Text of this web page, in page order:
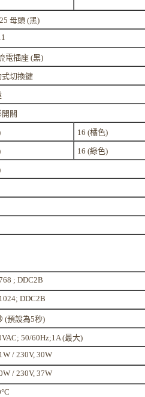
母頭 (黑)
電插座 (黑)
式切換鍵
關
16 (橘色)
16 (綠色)
; DDC2B
DDC2B
(預設為5秒)
50/60Hz;1A (最大)
/ 230V, 30W
/ 230V, 37W